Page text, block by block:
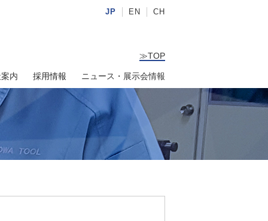
JP EN CH
≫TOP
内 採用情報 ニュース・展示会情報